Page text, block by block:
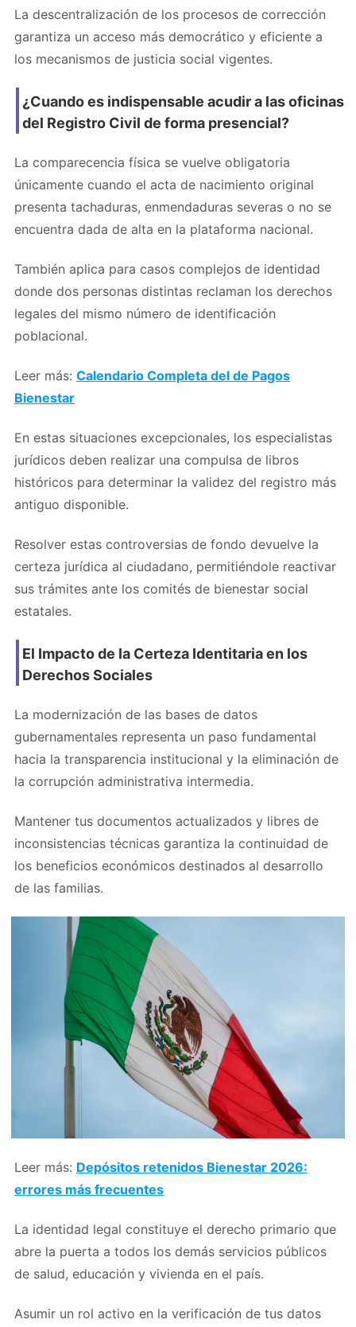
La descentralización de los procesos de corrección
garantiza un acceso más democrático y eficiente a
los mecanismos de justicia social vigentes.
¿Cuando es indispensable acudir a las oficinas
del Registro Civil de forma presencial?
La comparecencia física se vuelve obligatoria
únicamente cuando el acta de nacimiento original
presenta tachaduras, enmendaduras severas o no se
encuentra dada de alta en la plataforma nacional.
También aplica para casos complejos de identidad
donde dos personas distintas reclaman los derechos
legales del mismo número de identificación
poblacional.
Leer más: Calendario Completa del de Pagos
Bienestar
En estas situaciones excepcionales, los especialistas
jurídicos deben realizar una compulsa de libros
históricos para determinar la validez del registro más
antiguo disponible.
Resolver estas controversias de fondo devuelve la
certeza jurídica al ciudadano, permitiéndole reactivar
sus trámites ante los comités de bienestar social
estatales.
El Impacto de la Certeza Identitaria en los
Derechos Sociales
La modernización de las bases de datos
gubernamentales representa un paso fundamental
hacia la transparencia institucional y la eliminación de
la corrupción administrativa intermedia.
Mantener tus documentos actualizados y libres de
inconsistencias técnicas garantiza la continuidad de
los beneficios económicos destinados al desarrollo
de las familias.
Leer más: Depósitos retenidos Bienestar 2026:
errores más frecuentes
La identidad legal constituye el derecho primario que
abre la puerta a todos los demás servicios públicos
de salud, educación y vivienda en el país.
Asumir un rol activo en la verificación de tus datos